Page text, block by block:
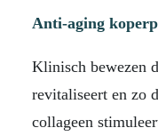
Anti-aging
Klinisch bewezen
revitaliseert en zo
collageen